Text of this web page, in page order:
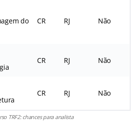
do
CR RJ Não
CR RJ Não
CR RJ Não
TRF2: chances para analista